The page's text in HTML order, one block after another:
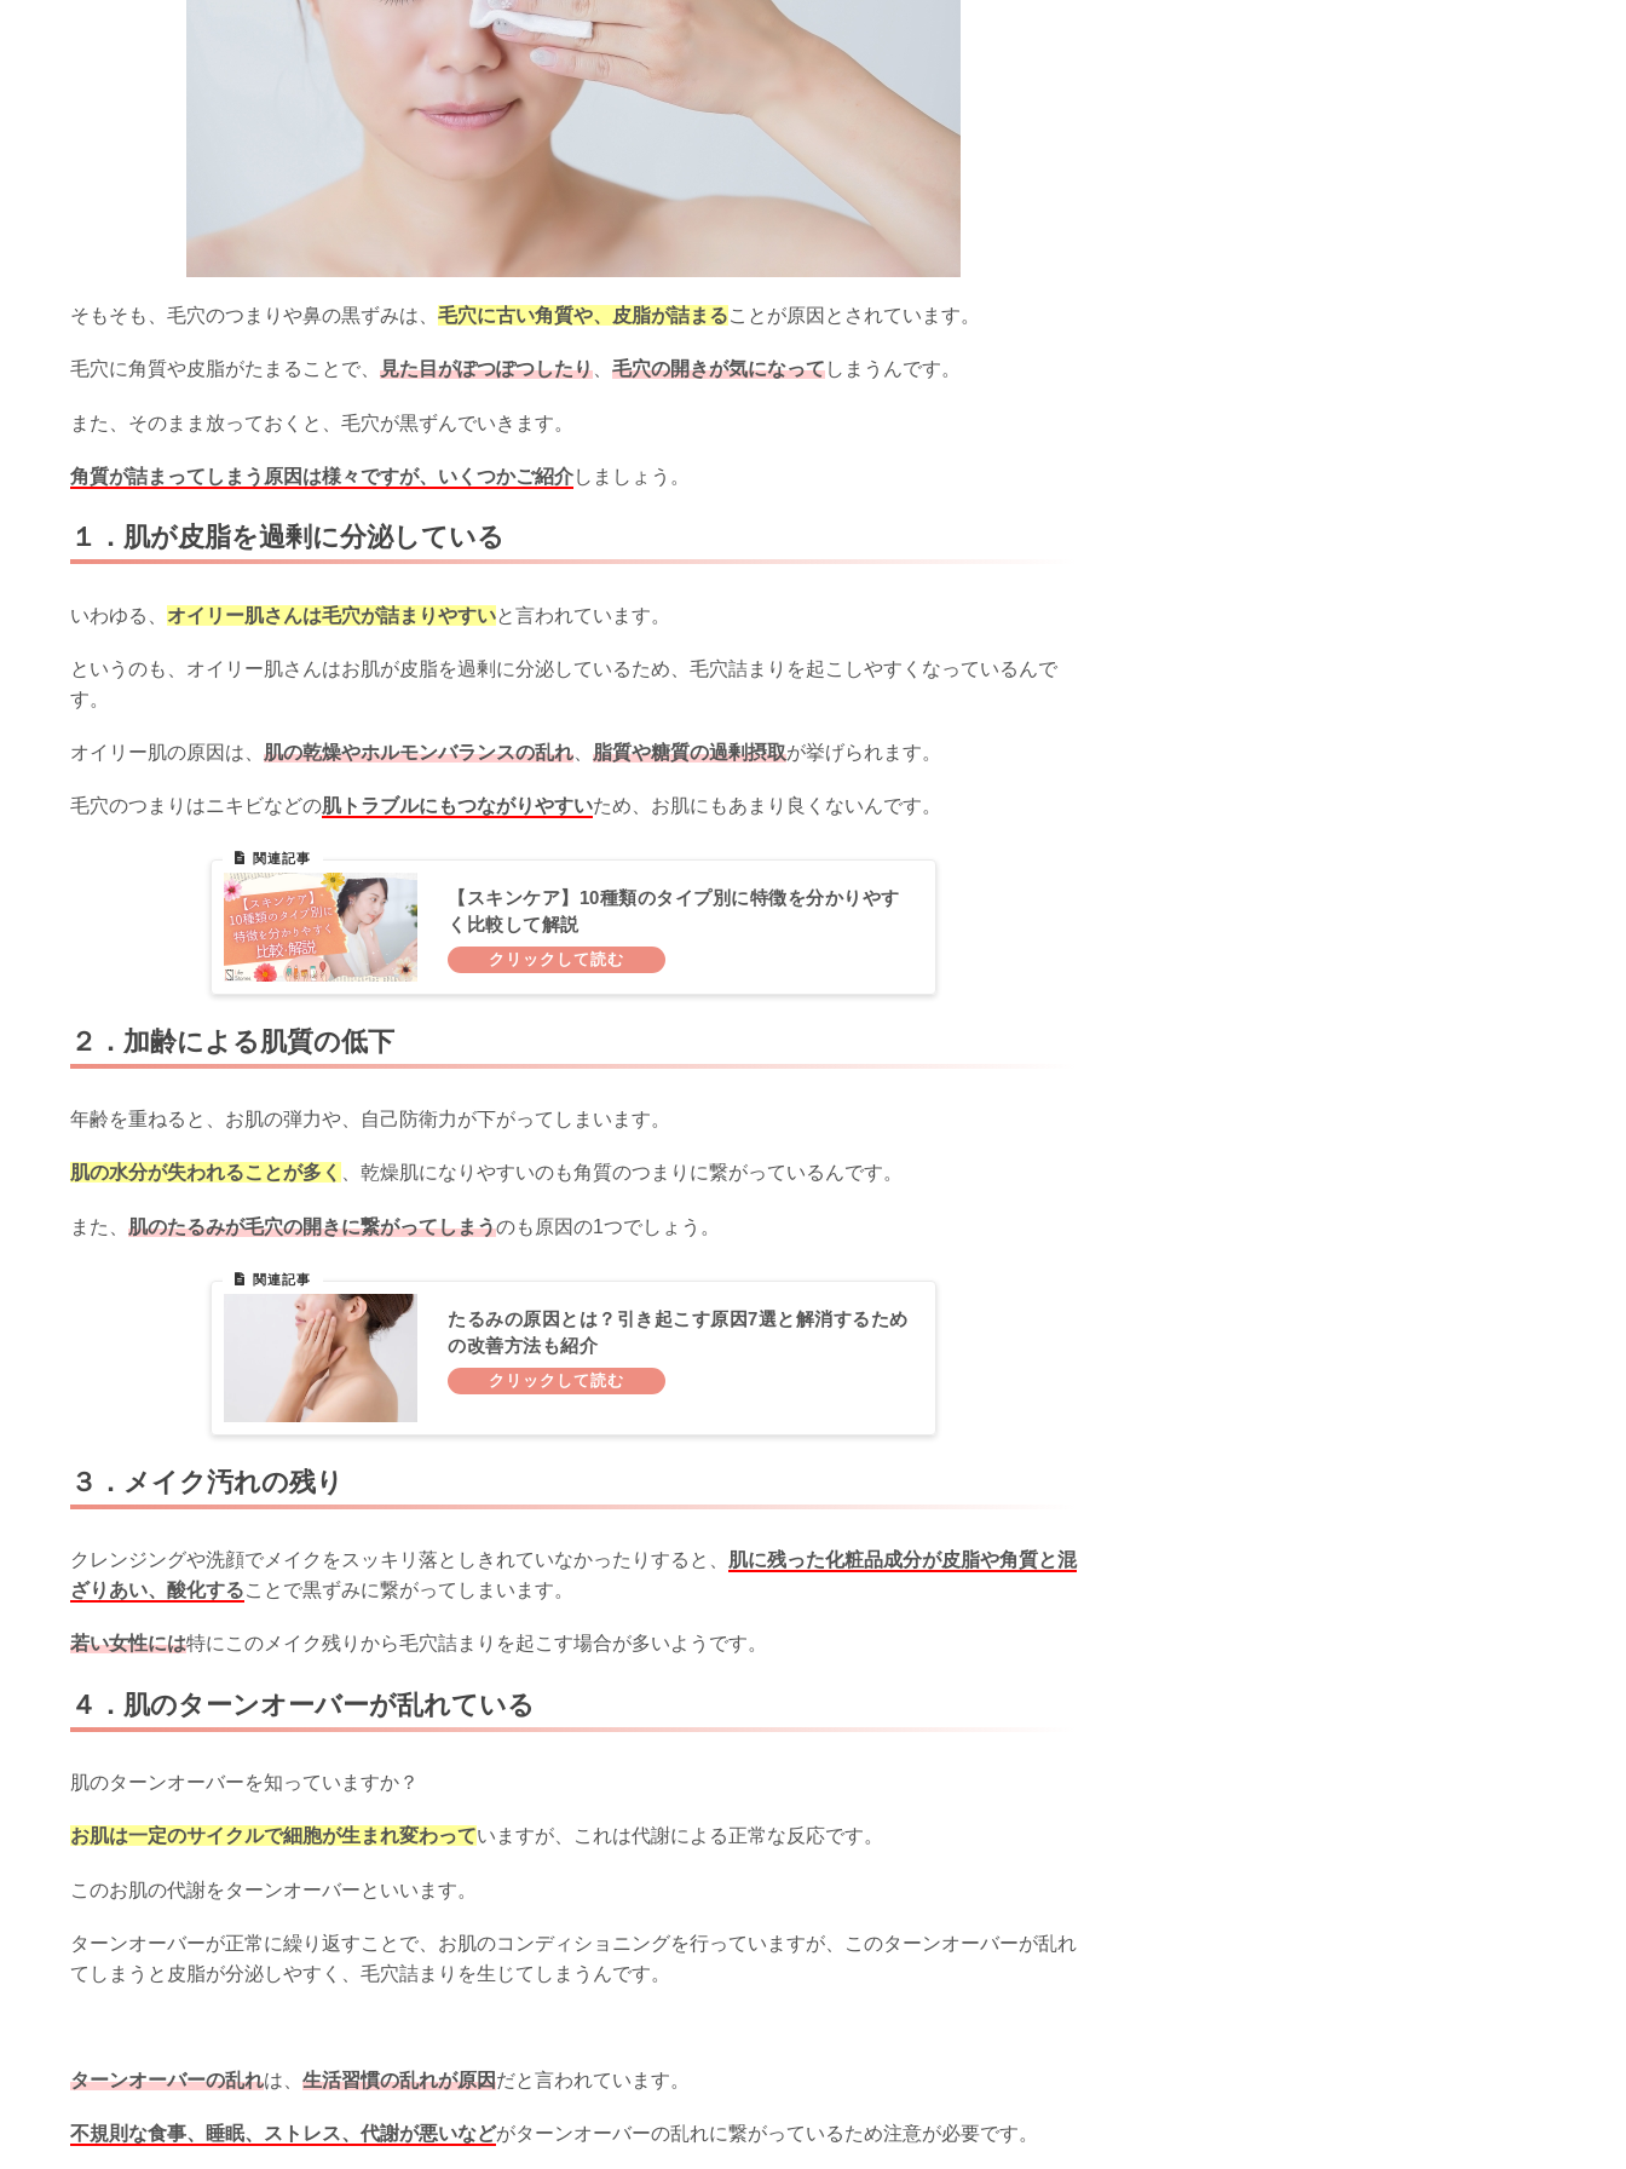
そもそも、毛穴のつまりや鼻の黒ずみは、 毛穴に古い角質や、皮脂が詰まることが原因とされています。
毛穴に角質や皮脂がたまることで、 見た目がぽつぽつしたり 毛穴の開きが気になってしまうんです。
また、そのまま放っておくと、毛穴が黒ずんでいきます。
角質が詰まってしまう原因は様々ですが、いくつかご紹介しましょう。
１．肌が皮脂を過剰に分泌している
いわゆる、 オイリー肌さんは毛穴が詰まりやすいと言われています。
というのも、オイリー肌さんはお肌が皮脂を過剰に分泌しているため、毛穴詰まりを起こしやすくなっているんで
す。
オイリー肌の原因は、 肌の乾燥やホルモンバランスの乱れ 脂質や糖質の過剰摂取が挙げられます。
毛穴のつまりはニキビなどの肌トラブルにもつながりやすいため、お肌にもあまり良くないんです。
【スキンケア】10種類のタイプ別に特徴を分かりやす
く比較して解説
２．加齢による肌質の低下
年齢を重ねると、お肌の弾力や、自己防衛力が下がってしまいます。
肌の水分が失われることが多く 、乾燥肌になりやすいのも角質のつまりに繋がっているんです。
また、 肌のたるみが毛穴の開きに繋がってしまうのも原因の1つでしょう。
たるみの原因とは？引き起こす原因7選と解消するため
の改善方法も紹介
３．メイク汚れの残り
クレンジングや洗顔でメイクをスッキリ落としきれていなかったりすると、 肌に残った化粧品成分が皮脂や角質と混
ざりあい、酸化することで黒ずみに繋がってしまいます。
若い女性には特にこのメイク残りから毛穴詰まりを起こす場合が多いようです。
４．肌のターンオーバーが乱れている
肌のターンオーバーを知っていますか？
お肌は一定のサイクルで細胞が生まれ変わっていますが、これは代謝による正常な反応です。
このお肌の代謝をターンオーバーといいます。
ターンオーバーが正常に繰り返すことで、お肌のコンディショニングを行っていますが、このターンオーバーが乱れ
てしまうと皮脂が分泌しやすく、毛穴詰まりを生じてしまうんです。
ターンオーバーの乱れは、 生活習慣の乱れが原因だと言われています。
不規則な食事、睡眠、ストレス、代謝が悪いなどがターンオーバーの乱れに繋がっているため注意が必要です。